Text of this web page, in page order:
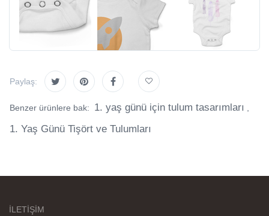
Paylaş:
Benzer ürünlere bak: 1. yaş günü için tulum tasarımları ,
1. Yaş Günü Tişört ve Tulumları
İLETİŞİM